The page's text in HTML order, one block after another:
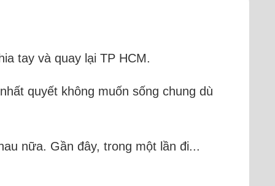
tay và quay lại TP HCM.
quyết không muốn sống chung dù
nữa. Gần đây, trong một lần đi...